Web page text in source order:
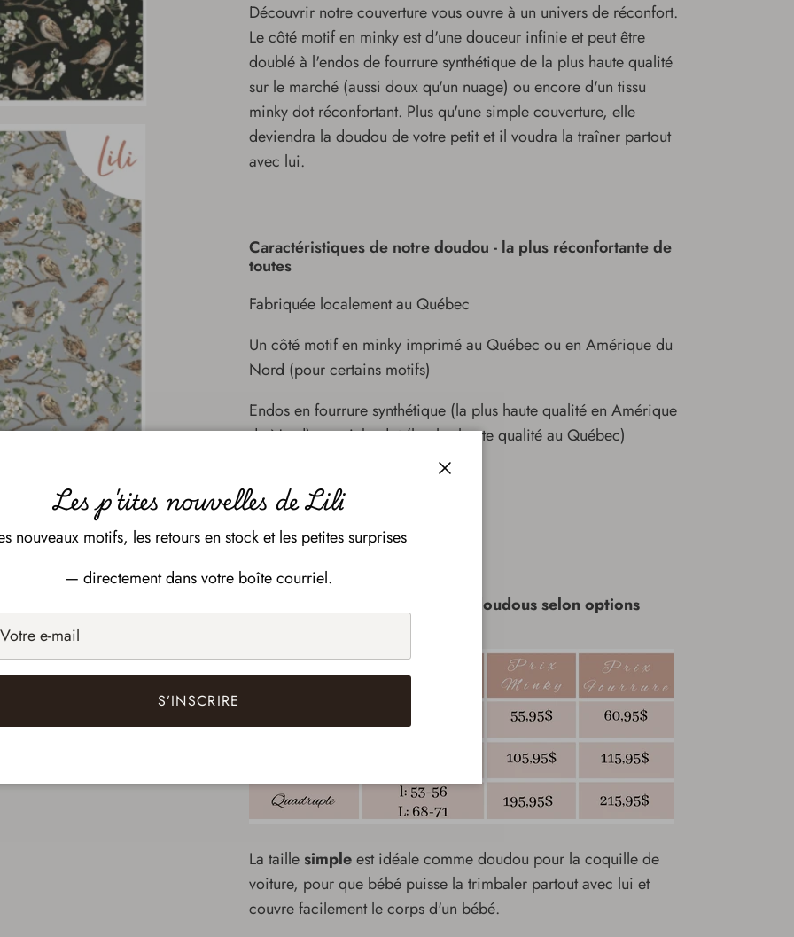
Découvrir notre couverture vous ouvre à un univers de réconfort.
Le côté motif en minky est d'une douceur infinie et peut être
doublé à l'endos de fourrure synthétique de la plus haute qualité
sur le marché (aussi doux qu'un nuage) ou encore d'un tissu
minky dot réconfortant. Plus qu'une simple couverture, elle
deviendra la doudou de votre petit et il voudra la traîner partout
avec lui.
Caractéristiques de notre doudou - la plus réconfortante de
toutes
Fabriquée localement au Québec
Un côté motif en minky imprimé au Québec ou en Amérique du
Nord (pour certains motifs)
Endos en fourrure synthétique (la plus haute qualité en Amérique
du Nord) ou minky dot (la plus haute qualité au Québec)
Tailles, dimensions et prix des doudous selon options
La taillesimpleest idéale comme doudou pour la coquille de
voiture, pour que bébé puisse la trimbaler partout avec lui et
couvre facilement le corps d'un bébé.
Les p'tites nouvelles de Lili
nouveaux motifs, les retours en stock et les petites surprises
— directement dans votre boîte courriel.
S’INSCRIRE